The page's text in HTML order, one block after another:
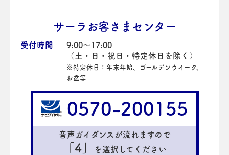
サーラお客さまセンター
受付時間
9:00～17:00
（土・日・祝日・特定休日を除く）
※特定休日：年末年始、ゴールデンウイーク、
お盆等
0570-200155
音声ガイダンスが流れますので
「4」 を選択してください